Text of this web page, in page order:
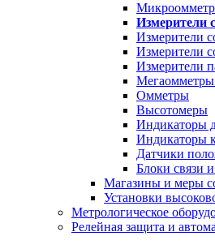
Измерители
Измерители
Измерители
Измерители
Омметры
Высотомеры
Индикаторы
Индикаторы
Датчики
Блоки связи
Магазины и меры
Установки
Метрологическое
Релейная защита и